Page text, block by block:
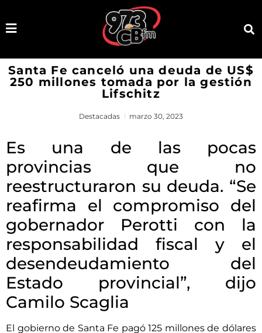
Santa Fe canceló una deuda de US$
250 millones tomada por la gestión
Lifschitz
Destacadas marzo 30, 2023
Es una de las pocas
provincias que no
reestructuraron su deuda. “Se
reafirma el compromiso del
gobernador Perotti con la
responsabilidad fiscal y el
desendeudamiento del
Estado provincial”, dijo
Camilo Scaglia
El gobierno de Santa Fe pagó 125 millones de dólares